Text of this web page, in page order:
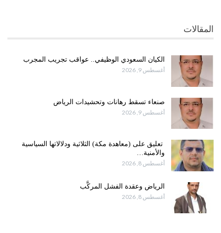
المقالات
الكيان السعودي الوظيفي.. عواقب تجريب المجرب
أغسطس 9, 2026
صنعاء تسقط رهانات وتحشيدات الرياض
أغسطس 9, 2026
تعليق على (معاهدة مكة) الثلاثية ودلالاتها السياسية
والأمنية…
أغسطس 8, 2026
الرياض وعقدة الفشل المركَّب
أغسطس 8, 2026